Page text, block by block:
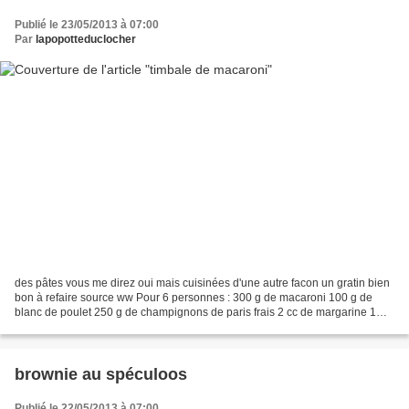
Publié le 23/05/2013 à 07:00
Par lapopotteduclocher
des pâtes vous me direz oui mais cuisinées d'une autre facon un gratin bien
bon à refaire source ww Pour 6 personnes : 300 g de macaroni 100 g de
blanc de poulet 250 g de champignons de paris frais 2 cc de margarine 1
brownie au spéculoos